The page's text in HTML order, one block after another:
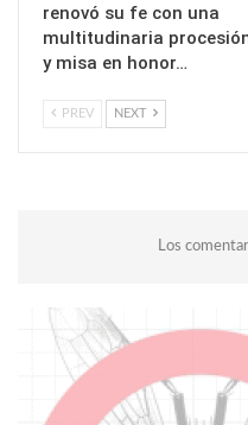
renovó su fe con una
multitudinaria
y misa en honor…
PREV NEXT
Los